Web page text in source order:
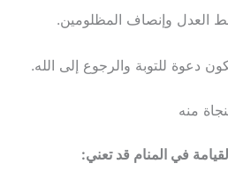
العدل وإنصاف المظلومين.
دعوة للتوبة والرجوع إلى الله.
منه
في المنام قد تعني: